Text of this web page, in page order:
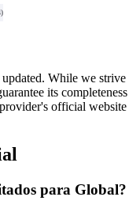
While we strive
its completeness
official website
para Global?